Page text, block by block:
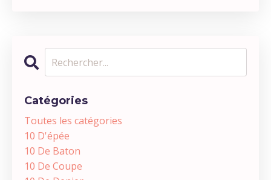
Catégories
Toutes les catégories
10 D'épée
10 De Baton
10 De Coupe